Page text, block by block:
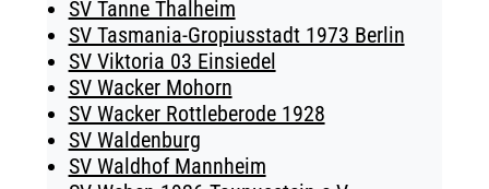
SV Tanne Thalheim
SV Tasmania-Gropiusstadt 1973 Berlin
SV Viktoria 03 Einsiedel
SV Wacker Mohorn
SV Wacker Rottleberode 1928
SV Waldenburg
SV Waldhof Mannheim